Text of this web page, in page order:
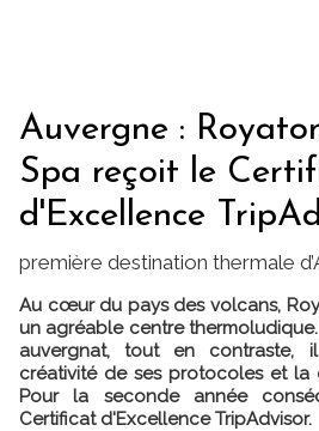
Auvergne :
Spa reçoit le
d'Excellence
première destination thermale
Au cœur du pays des volcans,
un agréable centre thermoludique.
auvergnat, tout en contraste,
créativité de ses protocoles et la
Pour la seconde année
Certificat d'Excellence TripAdvisor.